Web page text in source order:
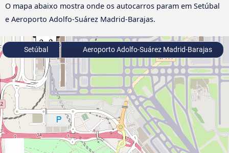
O mapa abaixo mostra onde os autocarros param em Setúbal
e Aeroporto Adolfo-Suárez Madrid-Barajas.
Setúbal Aeroporto Adolfo-Suárez Madrid-Barajas